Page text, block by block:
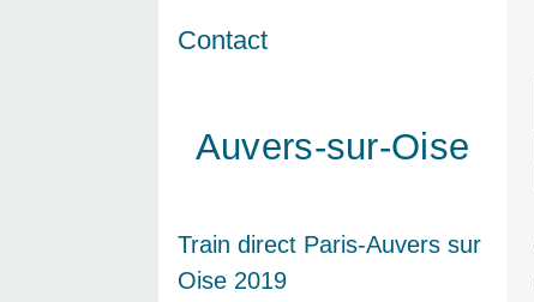
Contact
Auvers-sur-Oise
Train direct Paris-Auvers sur
Oise 2019